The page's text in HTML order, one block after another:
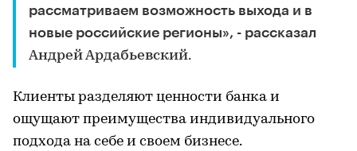
рассматриваем возможность выхода и в
новые российские регионы», - рассказал
Андрей Ардабьевский.
Клиенты разделяют ценности банка и
ощущают преимущества индивидуального
подхода на себе и своем бизнесе.